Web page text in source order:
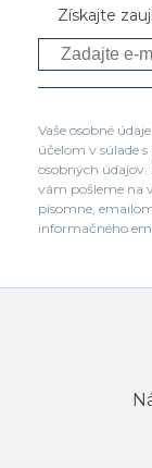
Získajte
Vaše osobné
účelom v súlade
osobných
vám pošleme na
písomne,
informačného